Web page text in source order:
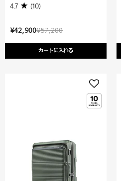
¥57,200
¥42,900
カートに入れる
4.7 (10)